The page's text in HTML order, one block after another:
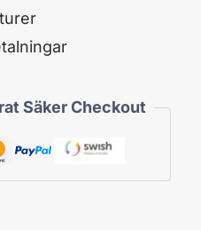
Säker Checkout